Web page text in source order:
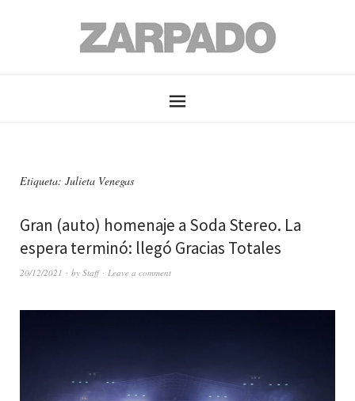
Etiqueta: Julieta Venegas
Gran (auto) homenaje a Soda Stereo. La
espera terminó: llegó Gracias Totales
20/12/2021 by Staff Leave a comment